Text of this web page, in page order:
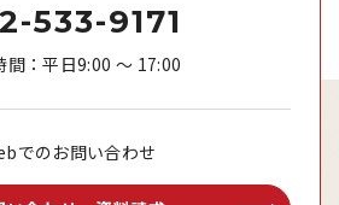
533-9171
間：平日9:00 ～ 17:00
でのお問い合わせ